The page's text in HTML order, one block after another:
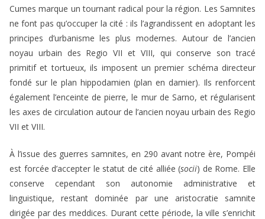
Cumes marque un tournant radical pour la région. Les Samnites
ne font pas qu’occuper la cité : ils l’agrandissent en adoptant les
principes d’urbanisme les plus modernes. Autour de l’ancien
noyau urbain des Regio VII et VIII, qui conserve son tracé
primitif et tortueux, ils imposent un premier schéma directeur
fondé sur le plan hippodamien (plan en damier). Ils renforcent
également l’enceinte de pierre, le mur de Sarno, et régularisent
les axes de circulation autour de l’ancien noyau urbain des Regio
VII et VIII.
À l’issue des guerres samnites, en 290 avant notre ère, Pompéi
est forcée d’accepter le statut de cité alliée (socii) de Rome. Elle
conserve cependant son autonomie administrative et
linguistique, restant dominée par une aristocratie samnite
dirigée par des meddices. Durant cette période, la ville s’enrichit